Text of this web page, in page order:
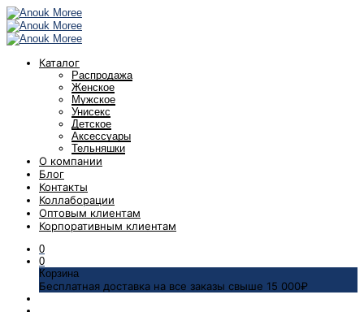
Каталог
Распродажа
Женское
Мужское
Унисекс
Детское
Аксессуары
Тельняшки
О компании
Блог
Контакты
Коллаборации
Оптовым клиентам
Корпоративным клиентам
0
0
Корзина
Бесплатная доставка на все заказы свыше 15 000₽